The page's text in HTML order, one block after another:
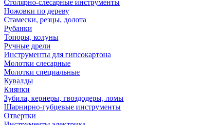
Столярно-слесарные инструменты
Ножовки по дереву
Стамески, резцы, долота
Рубанки
Топоры, колуны
Ручные дрели
Инструменты для гипсокартона
Молотки слесарные
Молотки специальные
Кувалды
Киянки
Зубила, кернеры, гвоздодеры, ломы
Шарнирно-губцевые инструменты
Отвертки